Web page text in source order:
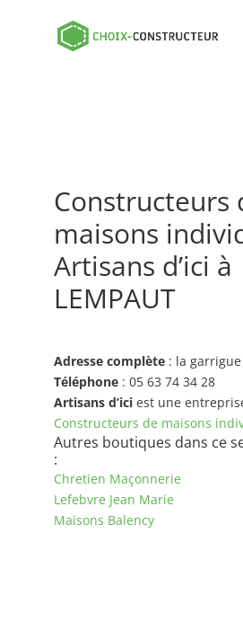
Constructeurs
maisons
Artisans d’ici à
LEMPAUT
Adresse complète: la garrigue
Téléphone: 05 63 74 34 28
Artisans d’iciest une
Constructeurs de maisons
Autres boutiques dans ce
:
Chretien Maçonnerie
Lefebvre Jean Marie
Maisons Balency